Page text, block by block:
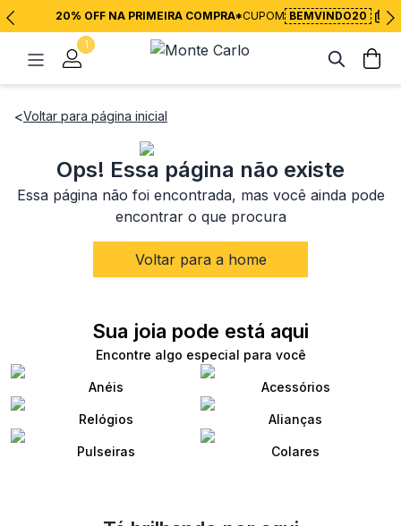
20% OFF NA PRIMEIRA COMPRA*CUPOM BEMVINDO20
1
<Voltar para página inicial
Ops! Essa página não existe
Essa página não foi encontrada, mas você ainda pode
encontrar o que procura
Voltar para a home
Sua joia pode está aqui
Encontre algo especial para você
Anéis Acessórios
Relógios Alianças
Pulseiras Colares